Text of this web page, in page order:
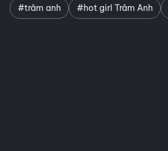
#trâm anh #hot girl Trâm Anh